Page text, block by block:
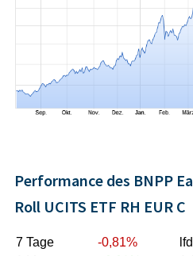
Performance des BNPP
Roll UCITS ETF RH EUR C
7 Tage -0,81%